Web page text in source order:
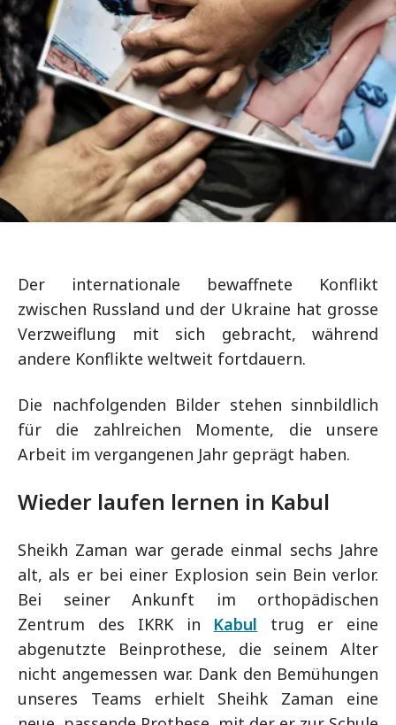
Der internationale bewaffnete Konflikt
zwischen Russland und der Ukraine hat grosse
Verzweiflung mit sich gebracht, während
andere Konflikte weltweit fortdauern.
Die nachfolgenden Bilder stehen sinnbildlich
für die zahlreichen Momente, die unsere
Arbeit im vergangenen Jahr geprägt haben.
Wieder laufen lernen in Kabul
Sheikh Zaman war gerade einmal sechs Jahre
alt, als er bei einer Explosion sein Bein verlor.
Bei seiner Ankunft im orthopädischen
Zentrum des IKRK in Kabul trug er eine
abgenutzte Beinprothese, die seinem Alter
nicht angemessen war. Dank den Bemühungen
unseres Teams erhielt Sheihk Zaman eine